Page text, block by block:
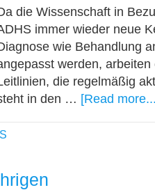
die Wissenschaft in
immer wieder neue
wie Behandlung
werden,
die regelmäßig
in den … [Read